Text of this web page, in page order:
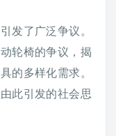
发了广泛争议。
轮椅的争议，揭
的多样化需求。
此引发的社会思